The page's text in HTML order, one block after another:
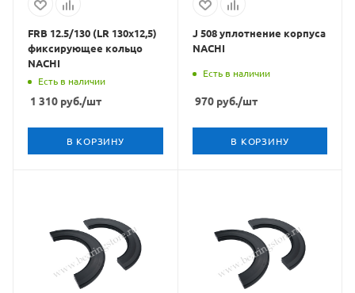
FRB 12.5/130 (LR 130x12,5)
фиксирующее кольцо
NACHI
Есть в наличии
1 310 руб./шт
В КОРЗИНУ
J 508 уплотнение корпуса
NACHI
Есть в наличии
970руб./шт
В КОРЗИНУ